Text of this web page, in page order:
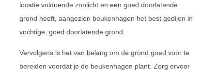
locatie voldoende zonlicht en een goed doorlatende
grond heeft, aangezien beukenhagen het best gedijen in
vochtige, goed doorlatende grond.
Vervolgens is het van belang om de grond goed voor te
bereiden voordat je de beukenhagen plant. Zorg ervoor